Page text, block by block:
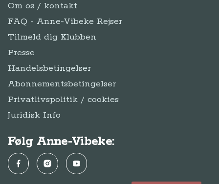
Om os / kontakt
FAQ - Anne-Vibeke Rejser
Tilmeld dig Klubben
Presse
Handelsbetingelser
Abonnementsbetingelser
Privatlivspolitik / cookies
Juridisk Info
Følg Anne-Vibeke:
FacebookInstagramYouTube